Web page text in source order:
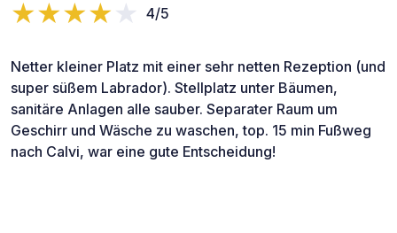
4/5
Netter kleiner Platz mit einer sehr netten Rezeption (und
super süßem Labrador). Stellplatz unter Bäumen,
sanitäre Anlagen alle sauber. Separater Raum um
Geschirr und Wäsche zu waschen, top. 15 min Fußweg
nach Calvi, war eine gute Entscheidung!